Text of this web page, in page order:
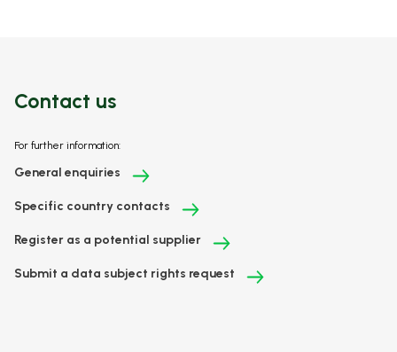
Contact us
For further information:
General enquiries
Specific country contacts
Register as a potential supplier
Submit a data subject rights request